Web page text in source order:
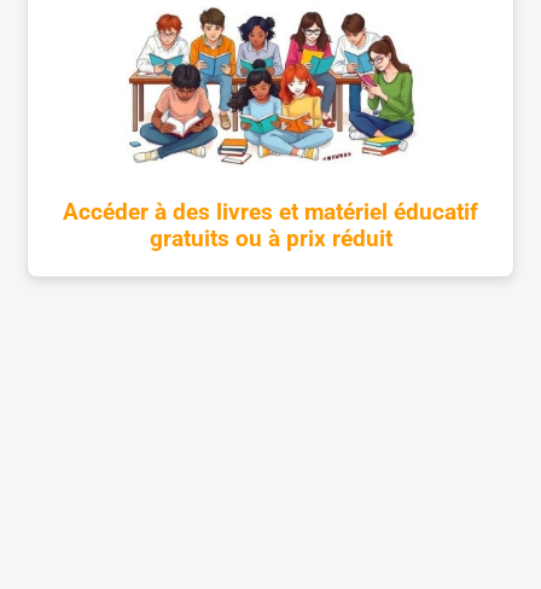
Accéder à des livres et matériel éducatif
gratuits ou à prix réduit